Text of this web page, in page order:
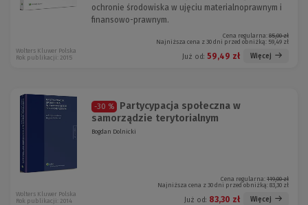
ochronie środowiska w ujęciu materialnoprawnym i
finansowo-prawnym.
Cena regularna: 85,00 zł
Najniższa cena z 30 dni przed obniżką: 59,49 zł
Już od: 59,49 zł Więcej
Wolters Kluwer Polska
Rok publikacji: 2015
-30 %
Partycypacja społeczna w
samorządzie terytorialnym
Bogdan Dolnicki
Cena regularna: 119,00 zł
Najniższa cena z 30 dni przed obniżką: 83,30 zł
Już od: 83,30 zł Więcej
Wolters Kluwer Polska
Rok publikacji: 2014